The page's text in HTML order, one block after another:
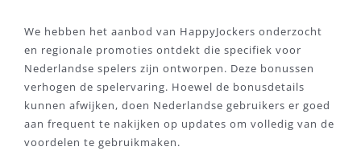
We hebben het aanbod van HappyJockers onderzocht
en regionale promoties ontdekt die specifiek voor
Nederlandse spelers zijn ontworpen. Deze bonussen
verhogen de spelervaring. Hoewel de bonusdetails
kunnen afwijken, doen Nederlandse gebruikers er goed
aan frequent te nakijken op updates om volledig van de
voordelen te gebruikmaken.